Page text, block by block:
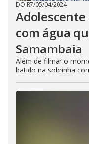
DO R7/05/04/2024
Adolescente
com água
Samambaia
Além de filmar o
batido na sobrinha